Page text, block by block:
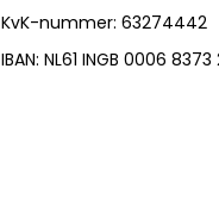
KvK-nummer: 63274442
IBAN: NL61 INGB 0006 8373